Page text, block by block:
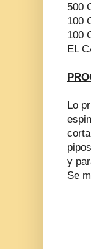
500
100
100
EL
Lo
y
Se